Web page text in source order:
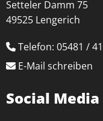
Setteler Damm 75
49525 Lengerich
Telefon: 05481 /
E-Mail schreiben
Social Media